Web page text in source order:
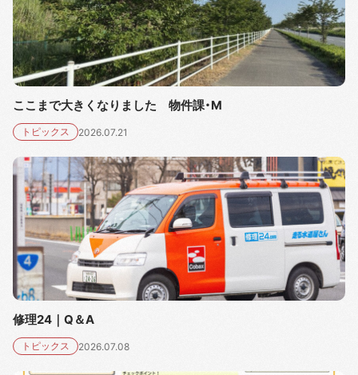
ここまで大きくなりました 物件課・M
トピックス 2026.07.21
修理24｜Q＆A
トピックス 2026.07.08